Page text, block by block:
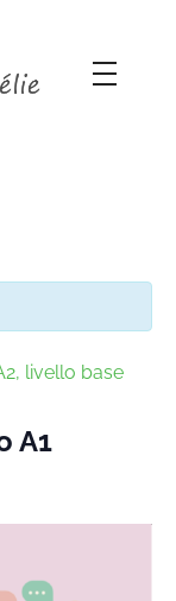
livello base
A1